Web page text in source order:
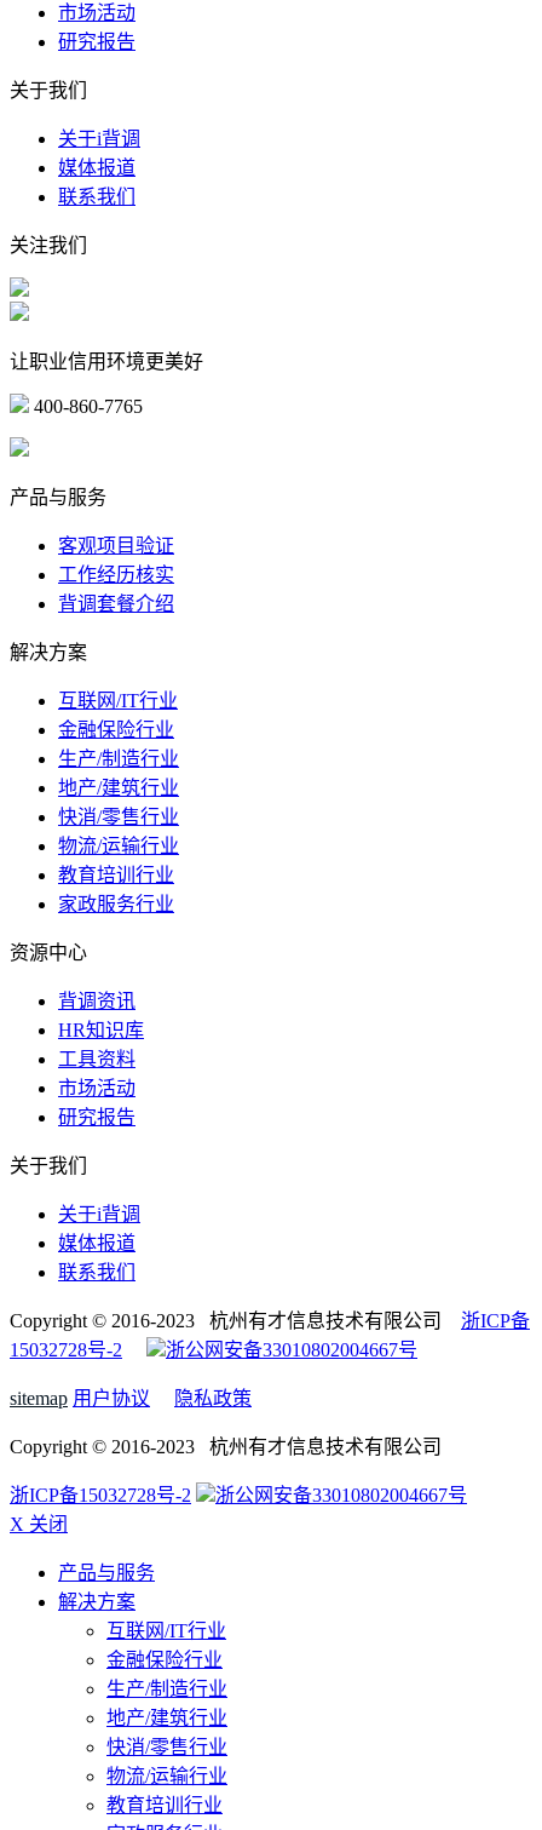
市场活动
研究报告
关于我们
关于i背调
媒体报道
联系我们
关注我们
让职业信用环境更美好
400-860-7765
产品与服务
客观项目验证
工作经历核实
背调套餐介绍
解决方案
互联网/IT行业
金融保险行业
生产/制造行业
地产/建筑行业
快消/零售行业
物流/运输行业
教育培训行业
家政服务行业
资源中心
背调资讯
HR知识库
工具资料
市场活动
研究报告
关于我们
关于i背调
媒体报道
联系我们
Copyright © 2016-2023 杭州有才信息技术有限公司 浙ICP备
15032728号-2
浙公网安备33010802004667号
sitemap 用户协议 隐私政策
Copyright © 2016-2023 杭州有才信息技术有限公司
浙ICP备15032728号-2
浙公网安备33010802004667号
X 关闭
产品与服务
解决方案
互联网/IT行业
金融保险行业
生产/制造行业
地产/建筑行业
快消/零售行业
物流/运输行业
教育培训行业